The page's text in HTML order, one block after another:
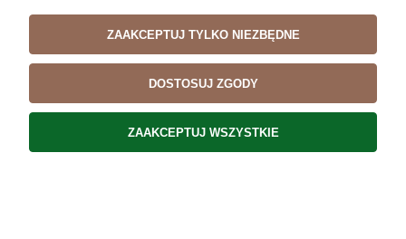
Zrębki do wędzenia i grillowania ŚLIWA 450g
9,95 zł
ZAAKCEPTUJ TYLKO NIEZBĘDNE
DOSTOSUJ ZGODY
ZAAKCEPTUJ WSZYSTKIE